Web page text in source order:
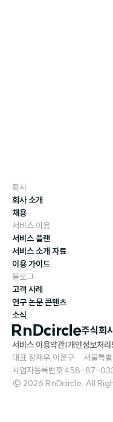
회사
회사 소개
채용
서비스 이용
서비스 플랜
서비스 소개 자료
이용 가이드
블로그
고객 사례
연구 논문 콘텐츠
소식
주식회
서비스 이용약관|개인정보처리
대표 장재우,이윤구     서울
사업자등록번호 458-87-
© 2026 RnDcircle. All